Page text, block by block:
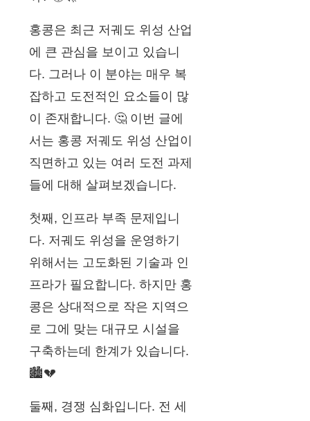
홍콩은 최근 저궤도 위성 산업
에 큰 관심을 보이고 있습니
다. 그러나 이 분야는 매우 복
잡하고 도전적인 요소들이 많
이 존재합니다. 🤔 이번 글에
서는 홍콩 저궤도 위성 산업이
직면하고 있는 여러 도전 과제
들에 대해 살펴보겠습니다.
첫째, 인프라 부족 문제입니
다. 저궤도 위성을 운영하기
위해서는 고도화된 기술과 인
프라가 필요합니다. 하지만 홍
콩은 상대적으로 작은 지역으
로 그에 맞는 대규모 시설을
구축하는데 한계가 있습니다.
🏙️💔
둘째, 경쟁 심화입니다. 전 세